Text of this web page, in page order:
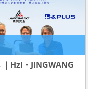
HzI・JINGWANG